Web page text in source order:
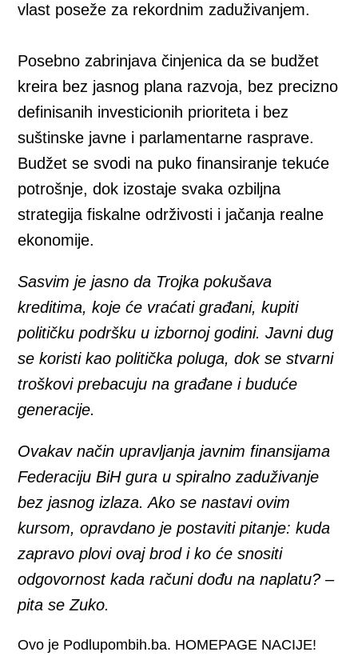
vlast poseže za rekordnim zaduživanjem.
Posebno zabrinjava činjenica da se budžet
kreira bez jasnog plana razvoja, bez precizno
definisanih investicionih prioriteta i bez
suštinske javne i parlamentarne rasprave.
Budžet se svodi na puko finansiranje tekuće
potrošnje, dok izostaje svaka ozbiljna
strategija fiskalne održivosti i jačanja realne
ekonomije.
Sasvim je jasno da Trojka pokušava
kreditima, koje će vraćati građani, kupiti
političku podršku u izbornoj godini. Javni dug
se koristi kao politička poluga, dok se stvarni
troškovi prebacuju na građane i buduće
generacije.
Ovakav način upravljanja javnim finansijama
Federaciju BiH gura u spiralno zaduživanje
bez jasnog izlaza. Ako se nastavi ovim
kursom, opravdano je postaviti pitanje: kuda
zapravo plovi ovaj brod i ko će snositi
odgovornost kada računi dođu na naplatu? –
pita se Zuko.
Ovo je Podlupombih.ba. HOMEPAGE NACIJE!